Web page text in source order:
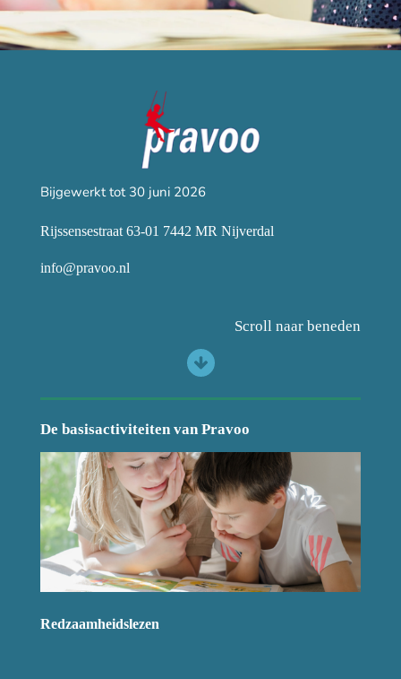
Bijgewerkt tot 30 juni 2026
Rijssensestraat 63-01 7442 MR Nijverdal
info@pravoo.nl
Scroll naar beneden
De basisactiviteiten van Pravoo
Redzaamheidslezen